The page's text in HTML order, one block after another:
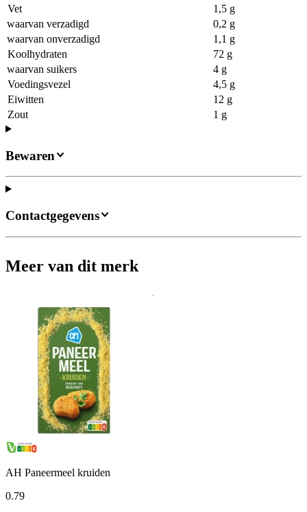
Vet
1,5 g
waarvan verzadigd
0,2 g
waarvan onverzadigd
1,1 g
Koolhydraten
72 g
waarvan suikers
4 g
Voedingsvezel
4,5 g
Eiwitten
12 g
Zout
1 g
Bewaren
Contactgegevens
Meer van dit merk
AH Paneermeel kruiden
0.79